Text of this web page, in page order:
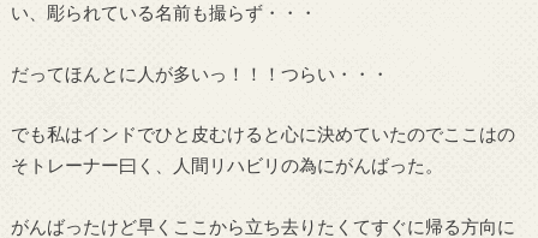
い、彫られている名前も撮らず・・・
だってほんとに人が多いっ！！！つらい・・・
でも私はインドでひと皮むけると心に決めていたのでここはの
そトレーナー曰く、人間リハビリの為にがんばった。
がんばったけど早くここから立ち去りたくてすぐに帰る方向に